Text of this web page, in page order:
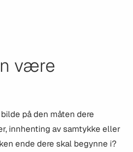
være
på den måten dere
innhenting av samtykke eller
ende dere skal begynne i?